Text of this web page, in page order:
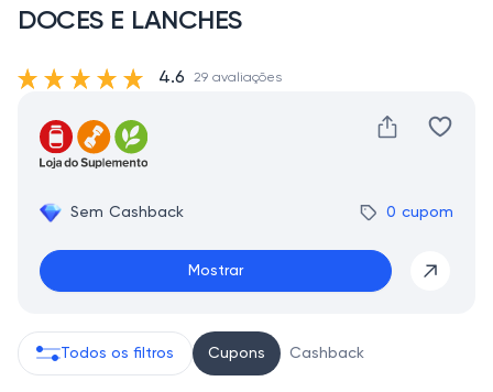
DOCES E LANCHES
Sem Cashback 0 cupom
Mostrar
4.6 29 avaliações
Todos os filtros Cupons Cashback